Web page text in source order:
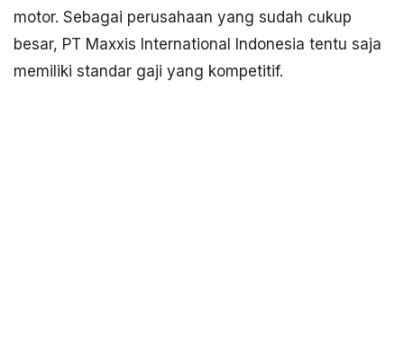
motor. Sebagai perusahaan yang sudah cukup
besar, PT Maxxis International Indonesia tentu saja
memiliki standar gaji yang kompetitif.